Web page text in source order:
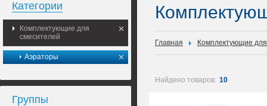
Категории
Комплектующие для
смесителей
Аэраторы
Группы
Главная Комплектующие
Найдено товаров: 10